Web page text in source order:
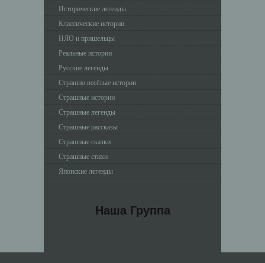
Исторические легенды
Классические истории
НЛО и пришельцы
Реальные истории
Русские легенды
Страшно весёлые истории
Страшные истории
Страшные легенды
Страшные рассказы
Страшные сказки
Страшные стихи
Японские легенды
Наша Группа